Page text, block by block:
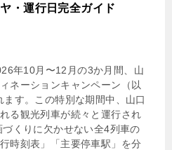
・運行日完全ガイド
年10月〜12月の3か月間、山
ネーションキャンペーン（以
す。この特別な期間中、山口
る観光列車が続々と運行され
くりに欠かせない全4列車の
時刻表」「主要停車駅」を分